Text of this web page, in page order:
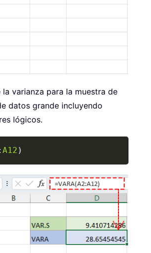
la varianza para la muestra de
datos grande incluyendo
lógicos.
A12 )